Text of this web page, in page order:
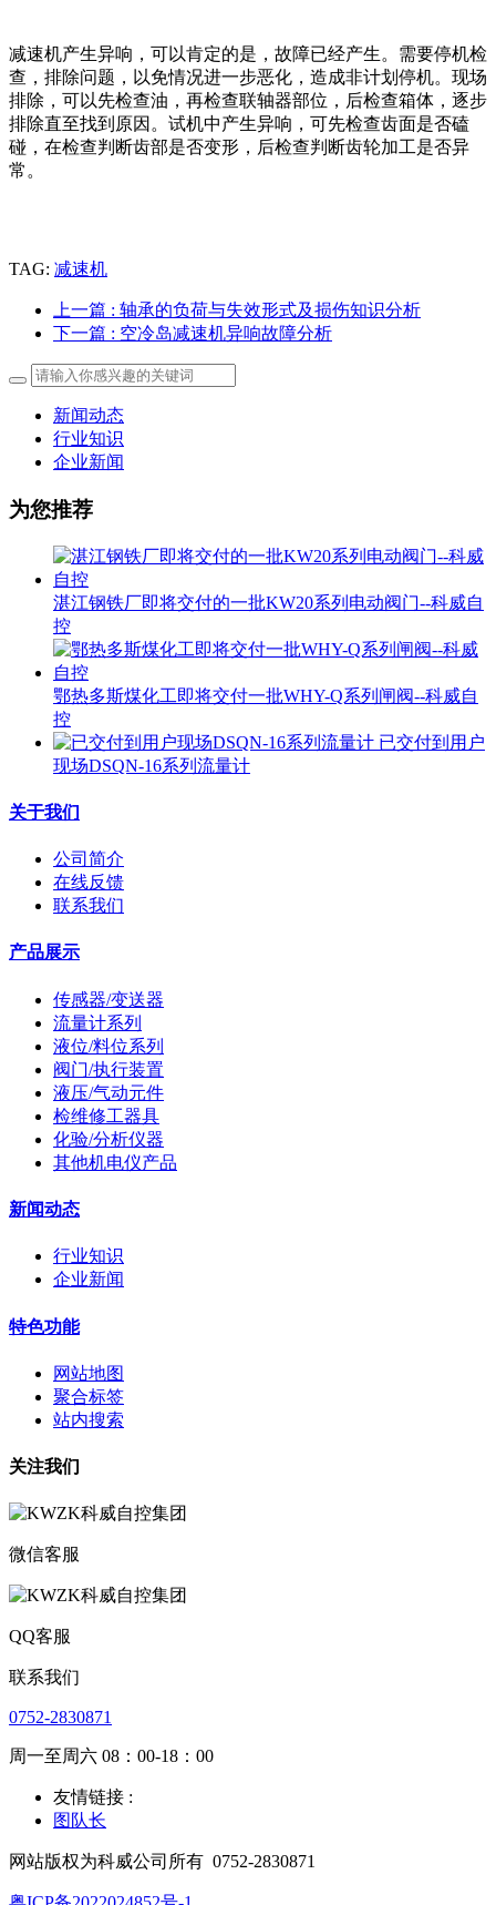
减速机产生异响，可以肯定的是，故障已经产生。需要停机检
查，排除问题，以免情况进一步恶化，造成非计划停机。现场
排除，可以先检查油，再检查联轴器部位，后检查箱体，逐步
排除直至找到原因。试机中产生异响，可先检查齿面是否磕
碰，在检查判断齿部是否变形，后检查判断齿轮加工是否异
常。
TAG: 减速机
上一篇 : 轴承的负荷与失效形式及损伤知识分析
下一篇 : 空冷岛减速机异响故障分析
新闻动态
行业知识
企业新闻
为您推荐
湛江钢铁厂即将交付的一批KW20系列电动阀门--科威自
控
鄂热多斯煤化工即将交付一批WHY-Q系列闸阀--科威自
控
已交付到用户
现场DSQN-16系列流量计
关于我们
公司简介
在线反馈
联系我们
产品展示
传感器/变送器
流量计系列
液位/料位系列
阀门/执行装置
液压/气动元件
检维修工器具
化验/分析仪器
其他机电仪产品
新闻动态
行业知识
企业新闻
特色功能
网站地图
聚合标签
站内搜索
关注我们
微信客服
QQ客服
联系我们
0752-2830871
周一至周六 08：00-18：00
友情链接 :
图队长
网站版权为科威公司所有 0752-2830871